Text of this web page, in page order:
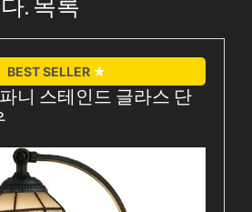
BEST SELLER ★
니 스테인드 글라스 단